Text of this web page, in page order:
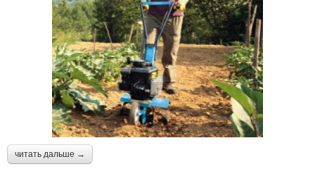
читать дальше →